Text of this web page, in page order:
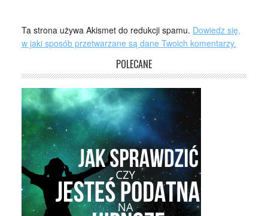
Ta strona używa Akismet do redukcji spamu. Dowiedz się,
w jaki sposób przetwarzane są dane Twoich komentarzy.
POLECANE